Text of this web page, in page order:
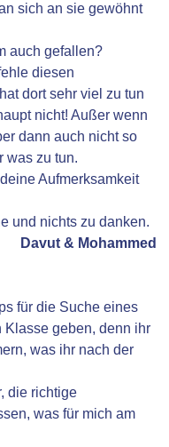
sich an sie gewöhnt
auch gefallen?
diesen
dort sehr viel zu tun
nicht! Außer wenn
dann auch nicht so
was zu tun.
Aufmerksamkeit
und nichts zu danken.
Davut & Mohammed
für die Suche eines
geben, denn ihr
was ihr nach der
die richtige
was für mich am